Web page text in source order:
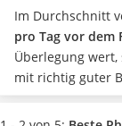
Gaming-PC
Soundbar
17-Zoll-Laptop
Satellitenschüssel
Gaming-Headset
Im Durchschnitt
pro Tag vor dem
Überlegung
mit richtig guter
im Internet
Hersteller von